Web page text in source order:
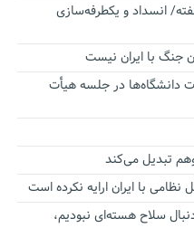
انسداد و یکطرفه‌سازی
جنگ با ایران نیست
دانشگاه‌ها در جلسه هیأت
تبدیل می‌کند
با ایران ارایه نکرده است
سلاح هسته‌ای نبودیم،